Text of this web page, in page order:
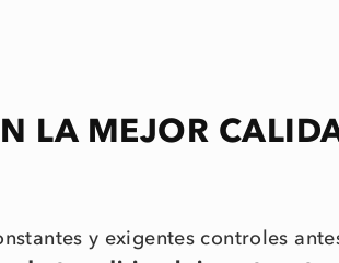
LA MEJOR
y exigentes controles